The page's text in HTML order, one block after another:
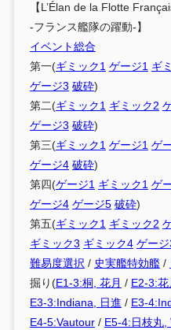
【L’Élan de la Flotte
-フランス艦隊の躍動-】
イベント総合
第一(ギミック1 ゲージ1 ギ
ゲージ3 破砕)
第二(ギミック1 ギミック2
ゲージ3 破砕)
第三(ギミック1 ゲージ1 ゲ
ゲージ4 破砕)
第四(ゲージ1 ギミック1 ゲ
ゲージ4 ゲージ5 破砕)
第五(ギミック1 ギミック2
ギミック3 ギミック4 ゲージ
難易度選択 / 史実艦特効艦/
掘り(E1-3:桐, 花月 / E2-3:
E3-3:Indiana, 日進 / E3-
E4-5:Vautour/ E5-4:日枝丸,